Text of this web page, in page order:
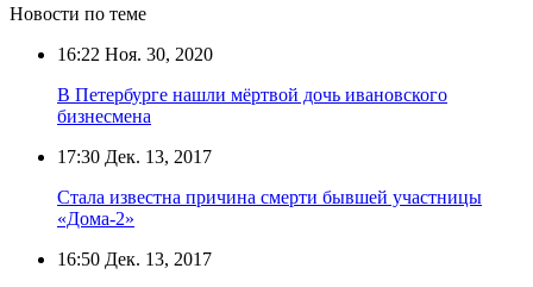
Новости по теме
16:22 Ноя. 30, 2020
В Петербурге нашли мёртвой дочь ивановского
бизнесмена
17:30 Дек. 13, 2017
Стала известна причина смерти бывшей участницы
«Дома-2»
16:50 Дек. 13, 2017